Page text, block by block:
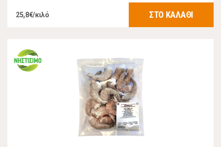
25,8€/κιλό ΣΤΟ ΚΑΛΑΘΙ